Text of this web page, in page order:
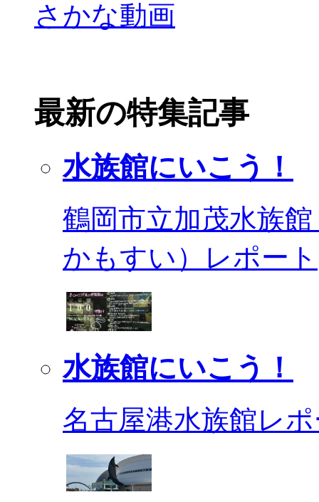
最新の特集記事
水族館にいこう！
鶴岡市立加茂水族
かもすい）レポート
水族館にいこう！
名古屋港水族館レ